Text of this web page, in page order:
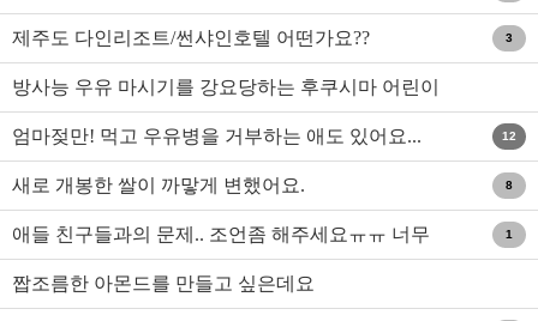
제주도 다인리조트/썬샤인호텔 어떤가요?? 3
방사능 우유 마시기를 강요당하는 후쿠시마 어린이
들
엄마젖만! 먹고 우유병을 거부하는 애도 있어요... 12
새로 개봉한 쌀이 까맣게 변했어요. 8
애들 친구들과의 문제.. 조언좀 해주세요ㅠㅠ 너무
어렵네요..
1
짭조름한 아몬드를 만들고 싶은데요